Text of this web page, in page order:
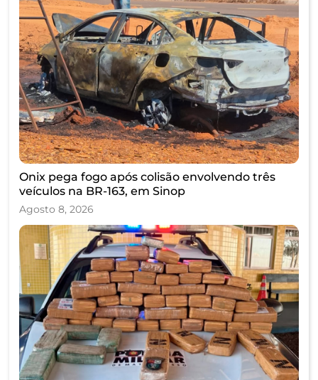
Onix pega fogo após colisão envolvendo três
veículos na BR-163, em Sinop
Agosto 8, 2026